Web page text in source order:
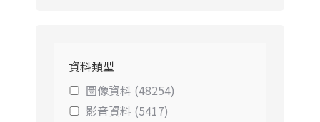
資料類型
圖像資料 (48254)
影音資料 (5417)